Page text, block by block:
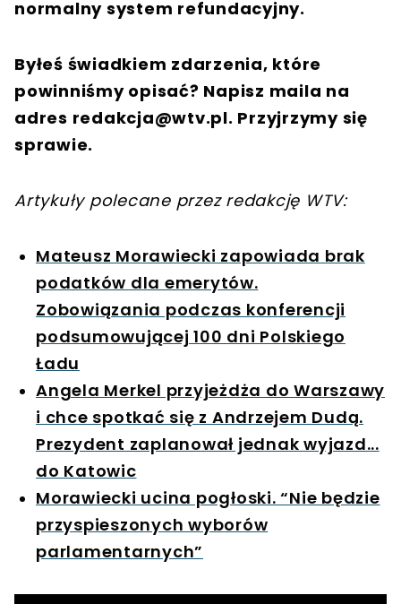
normalny system refundacyjny.
Byłeś świadkiem zdarzenia, które
powinniśmy opisać? Napisz maila na
adres redakcja@wtv.pl. Przyjrzymy się
sprawie.
Artykuły polecane przez redakcję WTV:
Mateusz Morawiecki zapowiada brak
podatków dla emerytów.
Zobowiązania podczas konferencji
podsumowującej 100 dni Polskiego
Ładu
Angela Merkel przyjeżdża do Warszawy
i chce spotkać się z Andrzejem Dudą.
Prezydent zaplanował jednak wyjazd...
do Katowic
Morawiecki ucina pogłoski. “Nie będzie
przyspieszonych wyborów
parlamentarnych”